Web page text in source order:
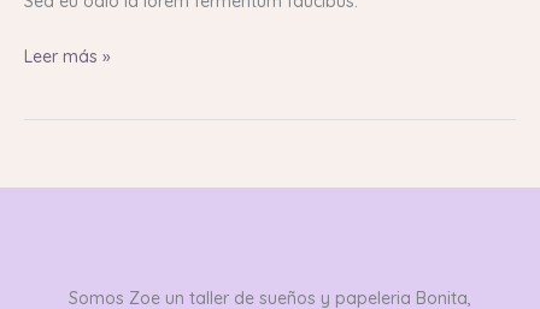
Leer más »
Somos Zoe un taller de sueños y papeleria Bonita,